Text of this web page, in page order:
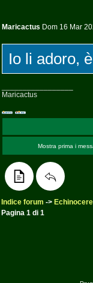
Maricactus Dom 16 Mar
Io li adoro,
Maricactus
Mostra prima i
Indice forum ->
Pagina 1 di 1